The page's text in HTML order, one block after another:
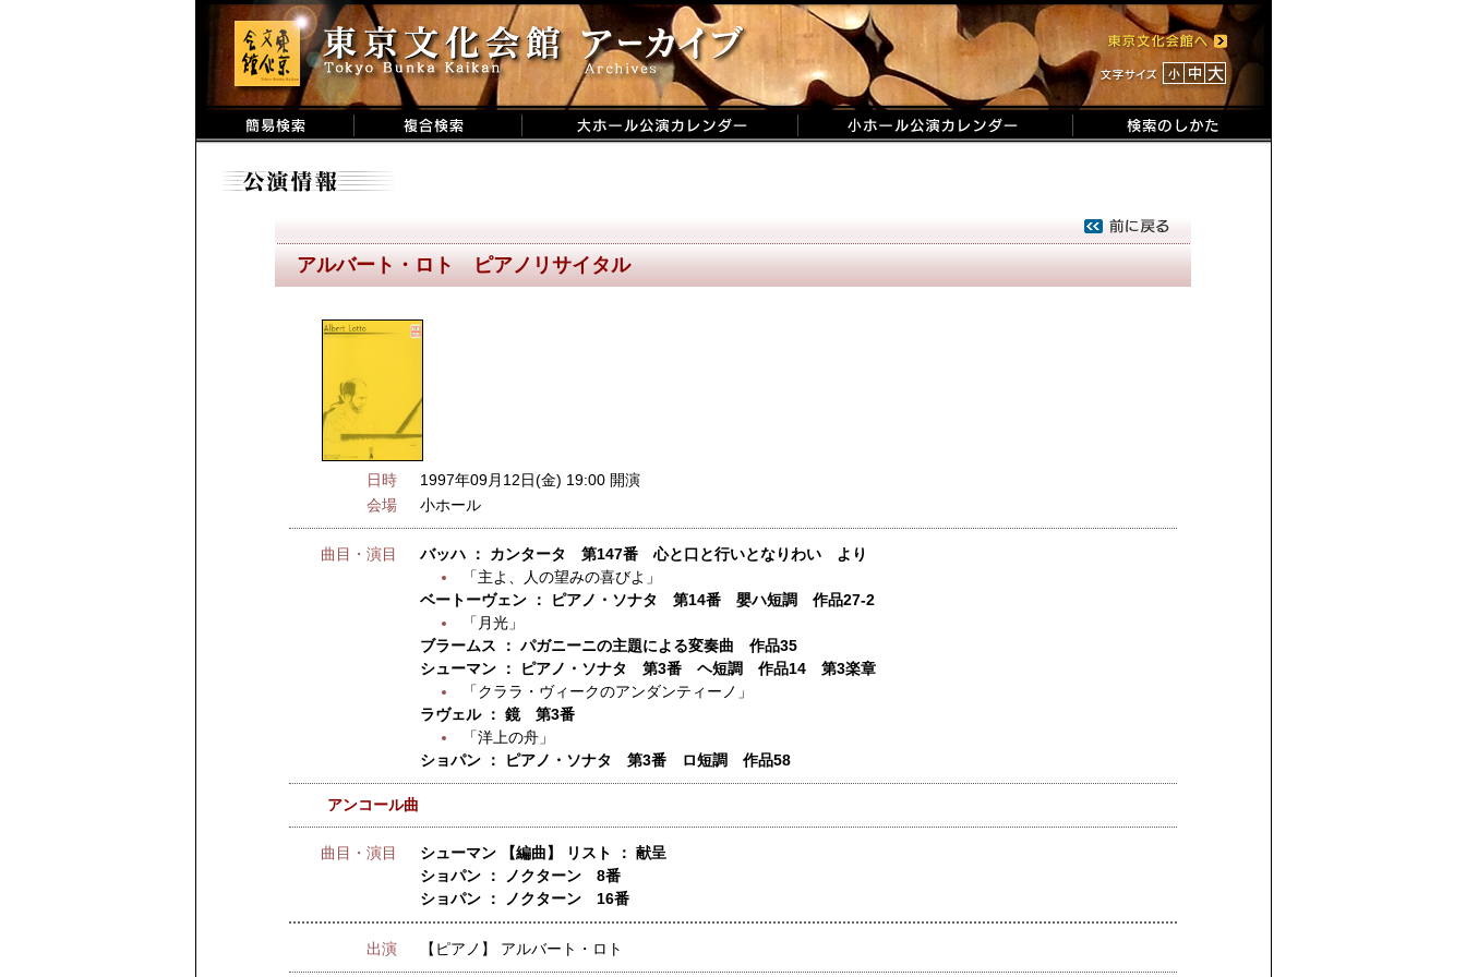
アルバート・ロト ピアノリサイタル
日時
1997年09月12日(金) 19:00 開演
会場
小ホール
曲目・演目
バッハ ： カンタータ 第147番 心と口と行いとなりわい より
「主よ、人の望みの喜びよ」
ベートーヴェン ： ピアノ・ソナタ 第14番 嬰ハ短調 作品27-2
「月光」
ブラームス ： パガニーニの主題による変奏曲 作品35
シューマン ： ピアノ・ソナタ 第3番 ヘ短調 作品14 第3楽章
「クララ・ヴィークのアンダンティーノ」
ラヴェル ： 鏡 第3番
「洋上の舟」
ショパン ： ピアノ・ソナタ 第3番 ロ短調 作品58
アンコール曲
曲目・演目
シューマン 【編曲】 リスト ： 献呈
ショパン ： ノクターン 8番
ショパン ： ノクターン 16番
出演 【ピアノ】 アルバート・ロト